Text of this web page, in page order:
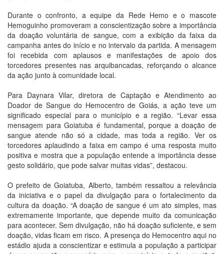
Durante o confronto, a equipe da Rede Hemo e o mascote
Hemoguinho promoveram a conscientização sobre a importância
da doação voluntária de sangue, com a exibição da faixa da
campanha antes do início e no intervalo da partida. A mensagem
foi recebida com aplausos e manifestações de apoio dos
torcedores presentes nas arquibancadas, reforçando o alcance
da ação junto à comunidade local.
Para Daynara Vilar, diretora de Captação e Atendimento ao
Doador de Sangue do Hemocentro de Goiás, a ação teve um
significado especial para o município e a região. “Levar essa
mensagem para Goiatuba é fundamental, porque a doação de
sangue atende não só a cidade, mas toda a região. Ver os
torcedores aplaudindo a faixa em campo é uma resposta muito
positiva e mostra que a população entende a importância desse
gesto solidário, que pode salvar muitas vidas”, destacou.
O prefeito de Goiatuba, Alberto, também ressaltou a relevância
da iniciativa e o papel da divulgação para o fortalecimento da
cultura da doação. “A doação de sangue é um ato simples, mas
extremamente importante, que depende muito da comunicação
para acontecer. Sem divulgação, não há doação suficiente, e sem
doação, vidas ficam em risco. A presença do Hemocentro aqui no
estádio ajuda a conscientizar e estimula a população a participar